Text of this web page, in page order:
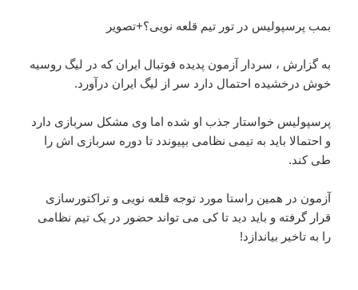
بمب پرسپولیس در تور تیم قلعه نویی؟+تصویر
به گزارش ، سردار آزمون پدیده فوتبال ایران که در لیگ روسیه
خوش درخشیده احتمال دارد سر از لیگ ایران درآورد.
پرسپولیس خواستار جذب او شده اما وی مشکل سربازی دارد
و احتمالا باید به تیمی نظامی بپیوندد تا دوره سربازی اش را
طی کند.
آزمون در همین راستا مورد توجه قلعه نویی و تراکتورسازی
قرار گرفته و باید دید تا کی می تواند حضور در یک تیم نظامی
را به تاخیر بیاندازد!